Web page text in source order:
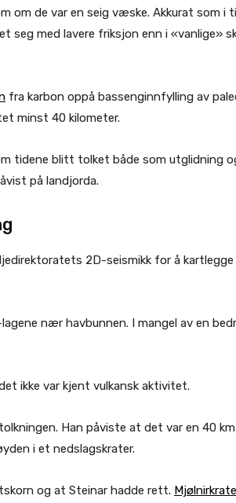
om de var en seig væske. Akkurat som i
seg med lavere friksjon enn i «vanlige»
fra karbon oppå bassenginnfylling av
minst 40 kilometer.
tidene blitt tolket både som utglidning
på landjorda.
2D-seismikk for å
nær havbunnen. I mangel av en
ikke var kjent vulkansk aktivitet.
Han påviste at det var en 40
i et nedslagskrater.
og at Steinar hadde rett.